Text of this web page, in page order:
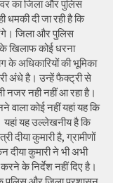
का जिला और पुलिस
धमकी दी जा रही है कि
जिला और पुलिस
खिलाफ कोई धरना
के अधिकारियों की भूमिका
अंधे है। उन्हें फैक्ट्री से
नजर नही नहीं आ रहा है।
वाला कोई नहीं यहां यह कि
यहां यह उल्लेखनीय है कि
दीया कुमारी है, ग्रामीणों
दीया कुमारी ने भी अभी
के निर्देश नहीं दिए है।